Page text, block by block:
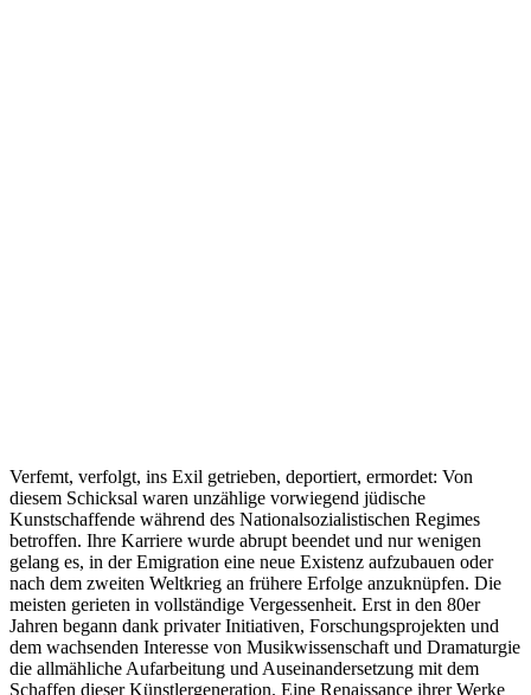
Verfemt, verfolgt, ins Exil getrieben, deportiert, ermordet: Von
diesem Schicksal waren unzählige vorwiegend jüdische
Kunstschaffende während des Nationalsozialistischen Regimes
betroffen. Ihre Karriere wurde abrupt beendet und nur wenigen
gelang es, in der Emigration eine neue Existenz aufzubauen oder
nach dem zweiten Weltkrieg an frühere Erfolge anzuknüpfen. Die
meisten gerieten in vollständige Vergessenheit. Erst in den 80er
Jahren begann dank privater Initiativen, Forschungsprojekten und
dem wachsenden Interesse von Musikwissenschaft und Dramaturgie
die allmähliche Aufarbeitung und Auseinandersetzung mit dem
Schaffen dieser Künstlergeneration. Eine Renaissance ihrer Werke